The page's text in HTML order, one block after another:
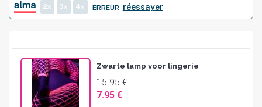
2 3 4 ERREUR réessayer
Zwarte lamp voor lingerie
15.95 €
7.95 €